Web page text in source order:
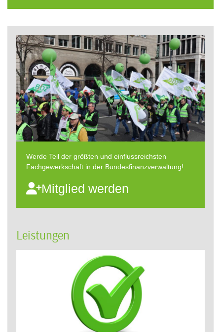
Werde Teil der größten und einflussreichsten
Fachgewerkschaft in der Bundesfinanzverwaltung!
Mitglied werden
Leistungen